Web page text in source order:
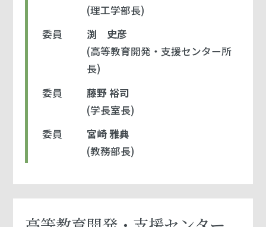
(理工学部長)
委員
渕 史彦
(高等教育開発・支援センター所
長)
委員
藤野 裕司
(学長室長)
委員
宮崎 雅典
(教務部長)